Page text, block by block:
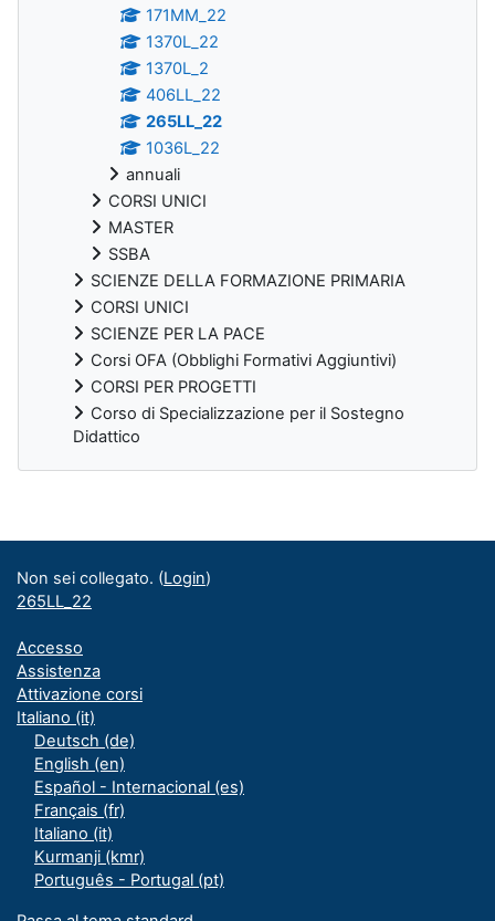
171MM_22
1370L_22
1370L_2
406LL_22
265LL_22
1036L_22
annuali
CORSI UNICI
MASTER
SSBA
SCIENZE DELLA FORMAZIONE PRIMARIA
CORSI UNICI
SCIENZE PER LA PACE
Corsi OFA (Obblighi Formativi Aggiuntivi)
CORSI PER PROGETTI
Corso di Specializzazione per il Sostegno
Didattico
Non sei collegato. (Login)
265LL_22
Accesso
Assistenza
Attivazione corsi
Italiano ‎(it)‎
Deutsch ‎(de)‎
English ‎(en)‎
Español - Internacional ‎(es)‎
Français ‎(fr)‎
Italiano ‎(it)‎
Kurmanji ‎(kmr)‎
Português - Portugal ‎(pt)‎